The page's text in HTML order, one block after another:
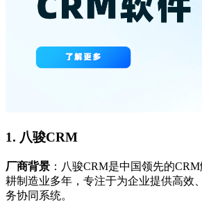
1. 八骏CRM
厂商背景 ：八骏CRM是中国领先的
耕制造业多年，专注于为企业提供高效
务协同系统。